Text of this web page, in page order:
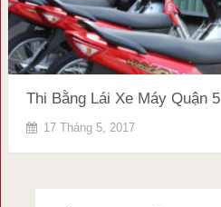
Thi Bằng Lái Xe Máy Quận 5
17 Tháng 5, 2017